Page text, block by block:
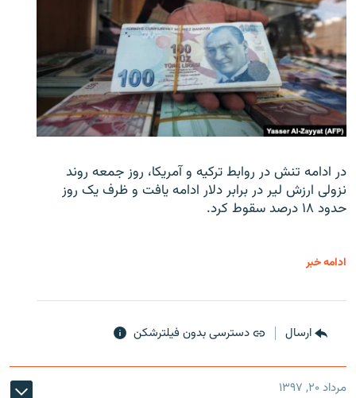
در ادامه تنش در روابط ترکیه و آمریکا، روز جمعه روند
نزولی ارزش لیر در برابر دلار ادامه یافت و ظرف یک روز
حدود ۱۸ درصد سقوط کرد.
ادامه خبر
ارسال دسترسی بدون فیلترشکن
مرداد ۲۰, ۱۳۹۷